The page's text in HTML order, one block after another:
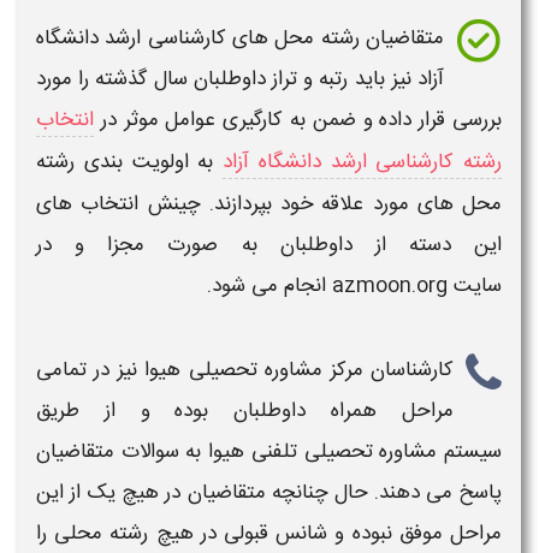
متقاضیان رشته محل های کارشناسی ارشد دانشگاه
آزاد نیز باید رتبه و تراز داوطلبان سال گذشته را مورد
بررسی قرار داده و ضمن به کارگیری عوامل موثر در انتخاب
رشته کارشناسی ارشد دانشگاه آزاد به اولویت بندی رشته
محل های مورد علاقه خود بپردازند. چینش انتخاب های
این دسته از داوطلبان به صورت مجزا و در
سایت azmoon.org انجام می شود.
کارشناسان مرکز مشاوره تحصیلی هیوا نیز در تمامی
مراحل همراه داوطلبان بوده و از طریق
سیستم مشاوره تحصیلی تلفنی هیوا به سوالات متقاضیان
پاسخ می دهند. حال چنانچه متقاضیان در هیچ یک از این
مراحل موفق نبوده و شانس قبولیدر هیچ رشته محلی را